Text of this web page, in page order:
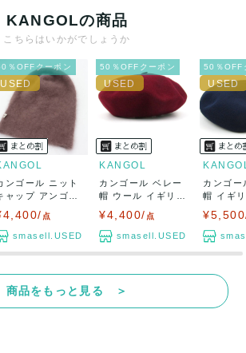
込み)
送料表を確認する
以内
べく最短で発送致します。
KANGOLの商品
こちらはいかがでしょうか
％OFFクーポン
ンゴール ニット
ャップ アンゴラ
点
smasell.USED
50％OFFクーポン
KANGOL
カンゴール ベレー
帽 ウール イギリス
¥4,400/ 点
smasell.USED
50％OFF
カンゴー
帽 イギ
商品をもっと見る ＞